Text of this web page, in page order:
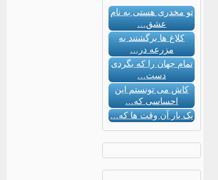
تو مخدری هستی به نام
عشق…
کلاغ ها برگشتند به
مزرعه در…
تمام جهان را که بگردی
دست…
کاش می تونستم این
احساسی که…
یک بار آن وقت ها که…